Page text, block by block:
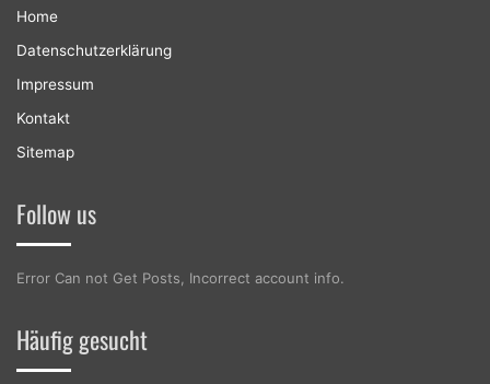
Home
Datenschutzerklärung
Impressum
Kontakt
Sitemap
Follow us
Error Can not Get Posts, Incorrect account info.
Häufig gesucht